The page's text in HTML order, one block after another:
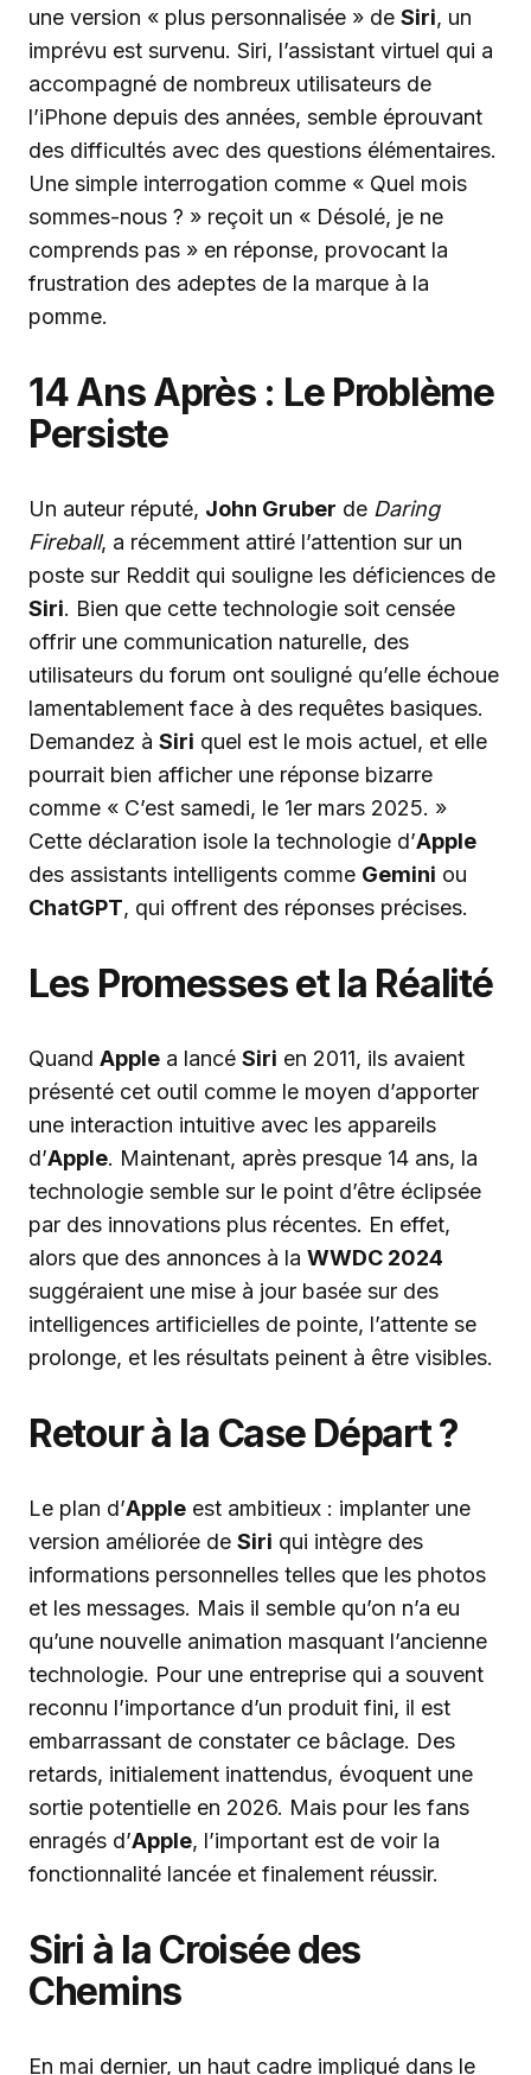
une version « plus personnalisée » de Siri, un
imprévu est survenu. Siri, l’assistant virtuel qui a
accompagné de nombreux utilisateurs de
l’iPhone depuis des années, semble éprouvant
des difficultés avec des questions élémentaires.
Une simple interrogation comme « Quel mois
sommes-nous ? » reçoit un « Désolé, je ne
comprends pas » en réponse, provocant la
frustration des adeptes de la marque à la
pomme.
14 Ans Après : Le Problème
Persiste
Un auteur réputé, John Gruber de Daring
Fireball, a récemment attiré l’attention sur un
poste sur Reddit qui souligne les déficiences de
Siri. Bien que cette technologie soit censée
offrir une communication naturelle, des
utilisateurs du forum ont souligné qu’elle échoue
lamentablement face à des requêtes basiques.
Demandez à Siri quel est le mois actuel, et elle
pourrait bien afficher une réponse bizarre
comme « C’est samedi, le 1er mars 2025. »
Cette déclaration isole la technologie d’Apple
des assistants intelligents comme Gemini ou
ChatGPT, qui offrent des réponses précises.
Les Promesses et la Réalité
Quand Apple a lancé Siri en 2011, ils avaient
présenté cet outil comme le moyen d’apporter
une interaction intuitive avec les appareils
d’Apple. Maintenant, après presque 14 ans, la
technologie semble sur le point d’être éclipsée
par des innovations plus récentes. En effet,
alors que des annonces à la WWDC 2024
suggéraient une mise à jour basée sur des
intelligences artificielles de pointe, l’attente se
prolonge, et les résultats peinent à être visibles.
Retour à la Case Départ ?
Le plan d’Apple est ambitieux : implanter une
version améliorée de Siri qui intègre des
informations personnelles telles que les photos
et les messages. Mais il semble qu’on n’a eu
qu’une nouvelle animation masquant l’ancienne
technologie. Pour une entreprise qui a souvent
reconnu l’importance d’un produit fini, il est
embarrassant de constater ce bâclage. Des
retards, initialement inattendus, évoquent une
sortie potentielle en 2026. Mais pour les fans
enragés d’Apple, l’important est de voir la
fonctionnalité lancée et finalement réussir.
Siri à la Croisée des
Chemins
En mai dernier, un haut cadre impliqué dans le